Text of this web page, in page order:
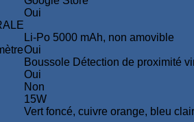
Oui
Li-Po 5000 mAh, non amovible
Oui
Boussole Détection de proximité
Oui
Non
15W
Vert foncé, cuivre orange, bleu clair